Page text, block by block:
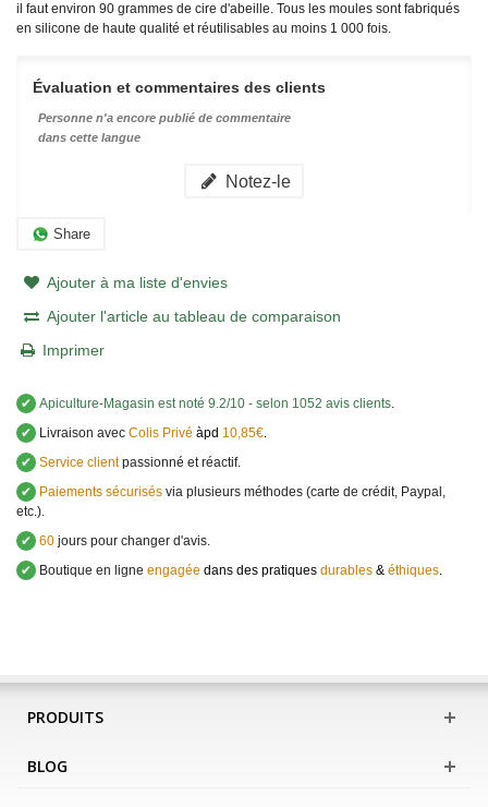
il faut environ 90 grammes de cire d'abeille. Tous les moules sont fabriqués
en silicone de haute qualité et réutilisables au moins 1 000 fois.
Évaluation et commentaires des clients
Personne n'a encore publié de commentaire
dans cette langue
Notez-le
Share
Ajouter à ma liste d'envies
Ajouter l'article au tableau de comparaison
Imprimer
✔ Apiculture-Magasin est noté 9.2/10 - selon 1052 avis clients.
✔
Livraison avec Colis Privé àpd 10,85€.
✔ Service clientpassionné et réactif.
✔
Paiements sécurisés via plusieurs méthodes (carte de crédit, Paypal,
etc.).
✔ 60 jours pour changer d'avis.
✔
Boutique en ligne engagée dans des pratiques durables & éthiques.
PRODUITS
BLOG